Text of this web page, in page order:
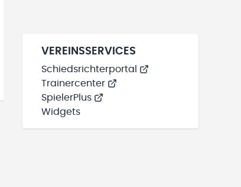
VEREINSSERVICES
Schiedsrichterportal
Trainercenter
SpielerPlus
Widgets